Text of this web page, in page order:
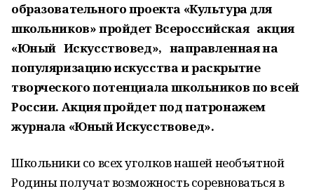
образовательного проекта «Культура для
школьников» пройдет Всероссийская акция
«Юный Искусствовед», направленная на
популяризацию искусства и раскрытие
творческого потенциала школьников по всей
России. Акция пройдет под патронажем
журнала «Юный Искусствовед».
Школьники со всех уголков нашей необъятной
Родины получат возможность соревноваться в